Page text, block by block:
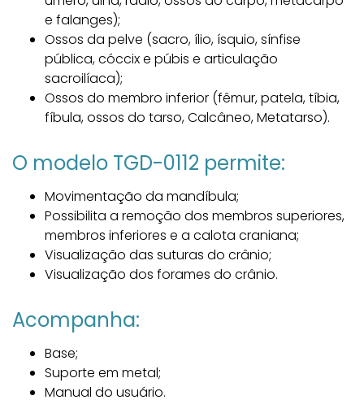
e falanges);
Ossos da pelve (sacro, ílio, ísquio, sínfise
pública, cóccix e púbis e articulação
sacroilíaca);
Ossos do membro inferior (fêmur, patela, tíbia,
fíbula, ossos do tarso, Calcâneo, Metatarso).
O modelo TGD-0112 permite:
Movimentação da mandíbula;
Possibilita a remoção dos membros superiores,
membros inferiores e a calota craniana;
Visualização das suturas do crânio;
Visualização dos forames do crânio.
Acompanha:
Base;
Suporte em metal;
Manual do usuário.